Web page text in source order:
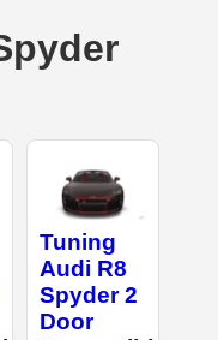
Tuning
Audi R8
Spyder 2
Door